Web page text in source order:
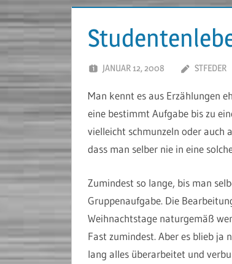
JANUAR 12, 2008 STFEDER
Man kennt es aus Erzählungen
eine bestimmt Aufgabe bis zu
vielleicht schmunzeln oder auch
dass man selber nie in eine
Zumindest so lange, bis man
Gruppenaufgabe. Die
Weihnachtstage naturgemäß
Fast zumindest. Aber es blieb ja
lang alles überarbeitet und